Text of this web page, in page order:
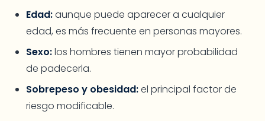
Edad:aunque puede aparecer a cualquier
edad, es más frecuente en personas mayores.
Sexo:los hombres tienen mayor probabilidad
de padecerla.
Sobrepeso y obesidad:el principal factor de
riesgo modificable.